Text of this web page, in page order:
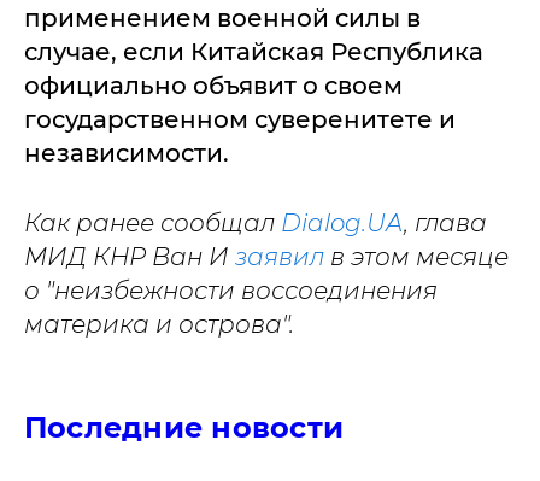
применением военной силы в
случае, если Китайская Республика
официально объявит о своем
государственном суверенитете и
независимости.
Как ранее сообщал Dialog.UA, глава
МИД КНР Ван И заявил в этом месяце
о "неизбежности воссоединения
материка и острова".
Последние новости